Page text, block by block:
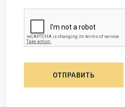
ОТПРАВИТЬ